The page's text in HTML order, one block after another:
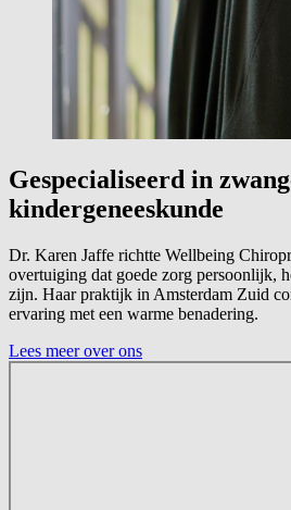
Gespecialiseerd in
kindergeneeskunde
Dr. Karen Jaffe richtte Wellbeing
overtuiging dat goede zorg persoonlijk,
zijn. Haar praktijk in Amsterdam Zuid
ervaring met een warme benadering.
Lees meer over ons